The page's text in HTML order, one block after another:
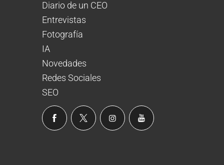
Diario de un CEO
Entrevistas
Fotografía
IA
Novedades
Redes Sociales
SEO